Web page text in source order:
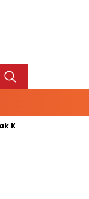
Bayar